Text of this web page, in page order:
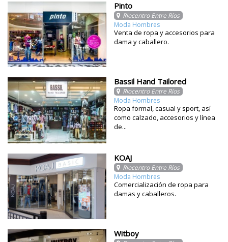
Pinto
Riocentro Entre Ríos
Moda Hombres
Venta de ropa y accesorios para
dama y caballero.
Bassil Hand Tailored
Riocentro Entre Ríos
Moda Hombres
Ropa formal, casual y sport, así
como calzado, accesorios y línea
de...
KOAJ
Riocentro Entre Ríos
Moda Hombres
Comercialización de ropa para
damas y caballeros.
Witboy